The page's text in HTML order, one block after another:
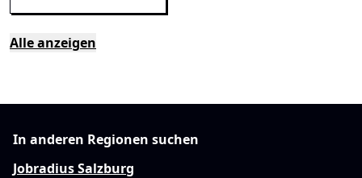
Alle anzeigen
In anderen Regionen suchen
Jobradius Salzburg